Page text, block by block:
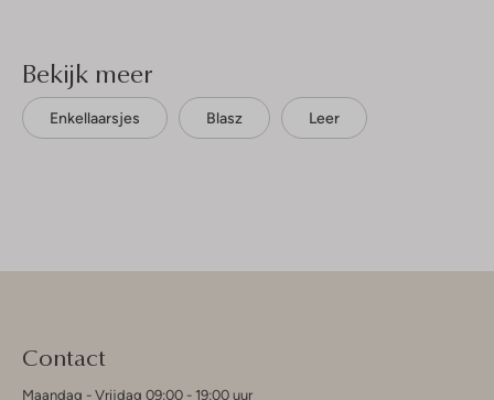
Bekijk meer
Enkellaarsjes Blasz Leer
Contact
Maandag - Vrijdag 09:00 - 19:00 uur